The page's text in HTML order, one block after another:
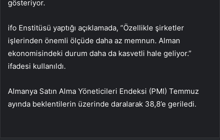
gösteriyor.
ifo Enstitüsü yaptığı açıklamada, “Özellikle şirketler
işlerinden önemli ölçüde daha az memnun. Alman
ekonomisindeki durum daha da kasvetli hale geliyor.”
ifadesi kullanıldı.
Almanya Satın Alma Yöneticileri Endeksi (PMI) Temmuz
ayında beklentilerin üzerinde daralarak 38,8’e geriledi.